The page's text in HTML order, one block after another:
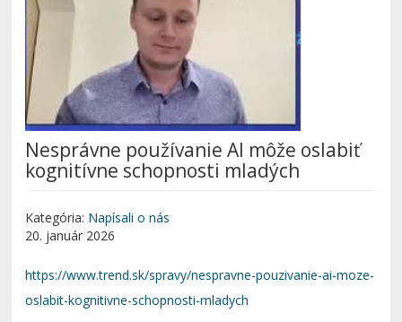
Nesprávne používanie AI môže oslabiť
kognitívne schopnosti mladých
Kategória: Napísali o nás
20. január 2026
https://www.trend.sk/spravy/nespravne-pouzivanie-ai-moze-
oslabit-kognitivne-schopnosti-mladych